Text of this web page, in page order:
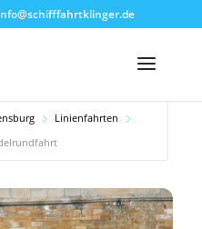
Linienfahrten